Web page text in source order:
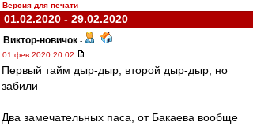
Версия для печати
01.02.2020 - 29.02.2020
Виктор-новичок -
01 фев 2020 20:02
Первый тайм дыр-дыр, второй дыр-дыр, но
забили
Два замечательных паса, от Бакаева вообще